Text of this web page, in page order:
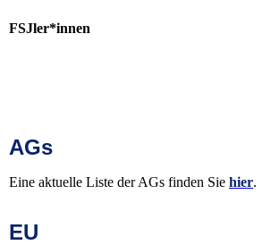
FSJler*innen
AGs
Eine aktuelle Liste der AGs finden Sie hier.
EU